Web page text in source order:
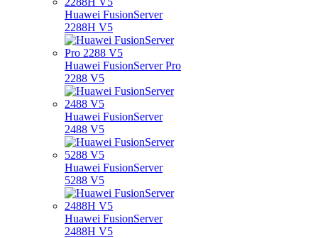
Huawei FusionServer
2288H V5
Huawei FusionServer Pro
2288 V5
Huawei FusionServer
2488 V5
Huawei FusionServer
5288 V5
Huawei FusionServer
2488H V5